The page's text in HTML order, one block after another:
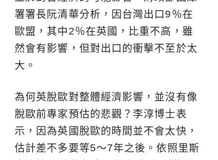
署署長阮清華分析，因台灣出口9％在
歐盟，其中2％在英國，比重不高，雖
然會有影響，但對出口的衝擊不至於太
大。
為何英脫歐對整體經濟影響，並沒有像
脫歐前專家預估的悲觀？李淳博士表
示，因為英國脫歐的時間並不會太快，
估計差不多要等5～7年之後。依照里斯